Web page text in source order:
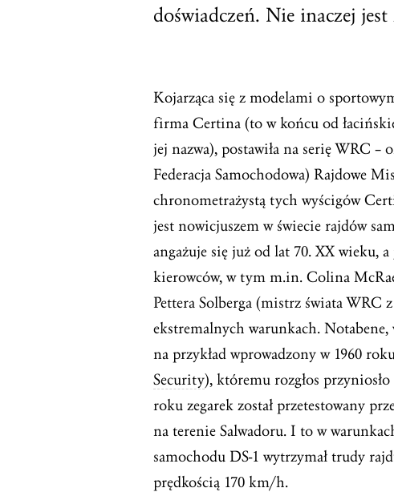
doświadczeń. Nie inaczej
Kojarząca się z modelami o
firma Certina (to w końcu od
jej nazwa), postawiła na serię WRC
Federacja Samochodowa) Rajdowe
chronometrażystą tych wyścigów
jest nowicjuszem w świecie rajdów
angażuje się już od lat 70. XX wieku,
kierowców, w tym m.in. Colina
Pettera Solberga (mistrz świata WRC
ekstremalnych warunkach.
na przykład wprowadzony w 1960
Security), któremu rozgłos
roku zegarek został przetestowany
na terenie Salwadoru. I to w
samochodu DS-1 wytrzymał trudy
prędkością 170 km/h.